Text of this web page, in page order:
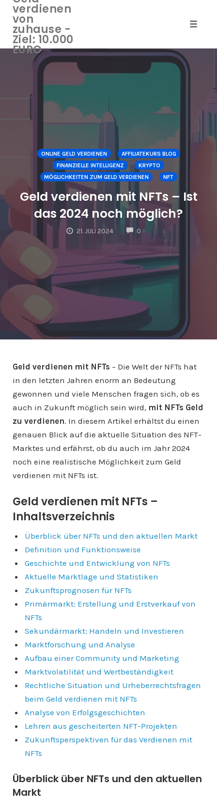
Zum
verdienen
von
zuhause -
Ziel: 10.000
EURO
ONLINE GELD VERDIENEN
AFFILIATEKURS BLOG
FINANZIELLE INTELLIGENZ
KRYPTO
MÖGLICHKEITEN ZUM GELD VERDIENEN
NFT
Geld verdienen mit NFTs – Ist
das 2024 noch möglich?
21. JULI 2024 0COMMENTS
Geld verdienen mit NFTs – Die Welt der NFTs hat
in den letzten Jahren enorm an Bedeutung
gewonnen und viele Menschen fragen sich, ob es
auch in Zukunft möglich sein wird, mit NFTs Geld
zu verdienen. In diesem Artikel erhältst du einen
genauen Blick auf die aktuelle Situation des NFT-
Marktes und erfährst, ob du auch im Jahr 2024
noch eine realistische Möglichkeit zum Geld
verdienen mit NFTs ist.
Geld verdienen mit NFTs –
Inhaltsverzeichnis
Überblick über NFTs und den aktuellen Markt
Definition und Funktionsweise
Geschichte und Entwicklung von NFTs
Aktuelle Marktlage und Statistiken
Zukunftsprognosen für NFTs
Primärmarkt: Erstellung und Erstverkauf von
NFTs
Sekundärmarkt: Handeln und Investieren
Marktforschung und Analyse
Aufbau einer Community und Marketing
Marktvolatilität und Wertbeständigkeit
Rechtliche Situation und Urheberrechtsfragen
beim Geld verdienen mit NFTs
Analyse von Erfolgsgeschichten
Lehren aus gescheiterten NFT-Projekten
Zukunftsperspektiven für das Verdienen mit
NFTs
Überblick über NFTs und den aktuellen
Markt